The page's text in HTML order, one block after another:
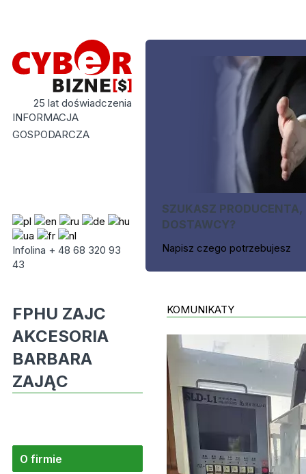
25 lat doświadczenia
INFORMACJA
GOSPODARCZA
Infolina + 48 68 320 93
43
SZUKASZ PRODUCENTA,
DOSTAWCY?
Napisz czego potrzebujesz
FPHU ZAJC
AKCESORIA
BARBARA
ZAJĄC
O firmie
KOMUNIKATY